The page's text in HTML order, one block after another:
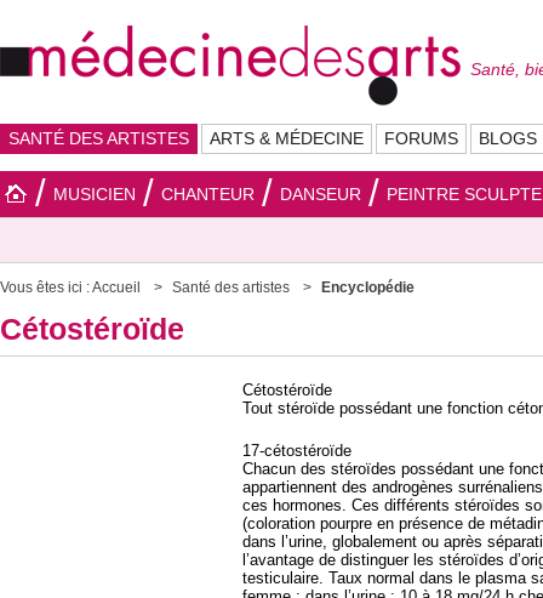
Santé,
SANTÉ DES ARTISTES ARTS & MÉDECINE FORUMS BLOGS
MUSICIEN CHANTEUR DANSEUR PEINTRE
Vous êtes ici :Accueil Santé des artistes Encyclopédie
Cétostéroïde
Cétostéroïde
Tout stéroïde possédant une fonction
17-cétostéroïde
Chacun des stéroïdes possédant une
appartiennent des androgènes
ces hormones. Ces différents stéroïdes
(coloration pourpre en présence de
dans l’urine, globalement ou après
l’avantage de distinguer les stéroïdes
testiculaire. Taux normal dans le plasma